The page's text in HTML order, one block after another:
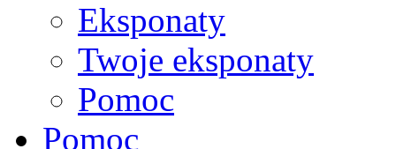
Eksponaty
Twoje eksponaty
Pomoc
Pomoc